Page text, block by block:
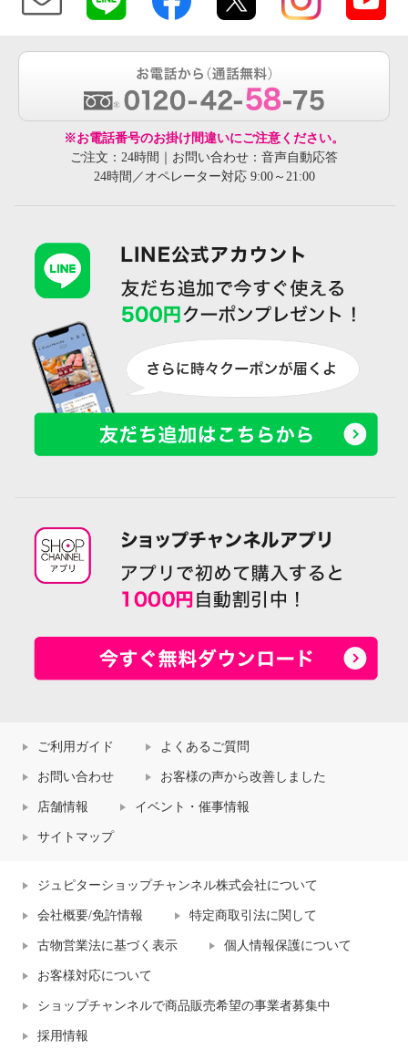
※お電話番号のお掛け間違いにご注意ください。
ご注文：24時間｜お問い合わせ：音声自動応答
24時間／オペレーター対応 9:00～21:00
ご利用ガイド よくあるご質問
お問い合わせ お客様の声から改善しました
店舗情報 イベント・催事情報
サイトマップ
ジュピターショップチャンネル株式会社について
会社概要/免許情報 特定商取引法に関して
古物営業法に基づく表示 個人情報保護について
お客様対応について
ショップチャンネルで商品販売希望の事業者募集中
採用情報